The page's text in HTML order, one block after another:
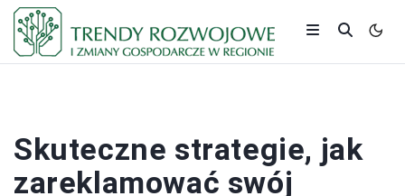
Skuteczne strategie, jak
zareklamować swój